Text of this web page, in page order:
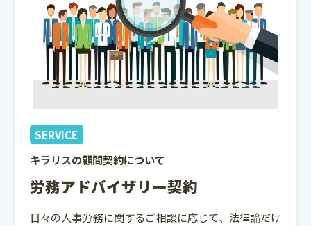
SERVICE
キラリスの顧問契約について
労務アドバイザリー契約
日々の人事労務に関するご相談に応じて、法律論だけ